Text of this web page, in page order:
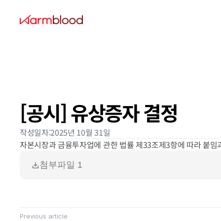
[공시] 유상증자 결정
작성일자:2025년 10월 31일
자본시장과 금융투자업에 관한 법률 제33조제3항에 따라 붙
첨부파일 1
Previous article